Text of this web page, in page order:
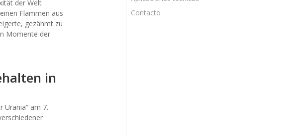
der Welt
Flammen aus
gezähmt zu
Momente der
in
Urania“ am 7.
Contacto